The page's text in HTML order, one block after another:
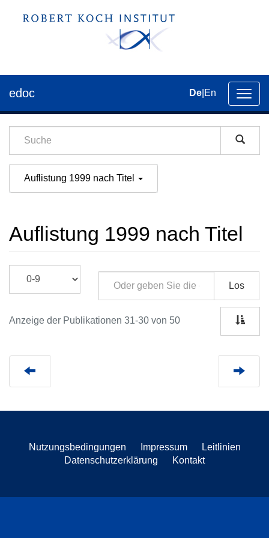
der
edoc De En
Auflistung 1999 nach Titel
Auflistung 1999 nach Titel
Los
Anzeige der Publikationen 31-30 von 50
Nutzungsbedingungen Impressum
Leitlinien
Datenschutzerklärung
Kontakt